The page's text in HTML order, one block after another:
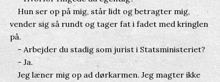
Hun ser op på mig, står lidt og betragter mig,
vender sig så rundt og tager fat i fadet med kringlen
på.
- Arbejder du stadig som jurist i Statsministeriet?
- Ja.
Jeg læner mig op ad dørkarmen. Jeg magter ikke